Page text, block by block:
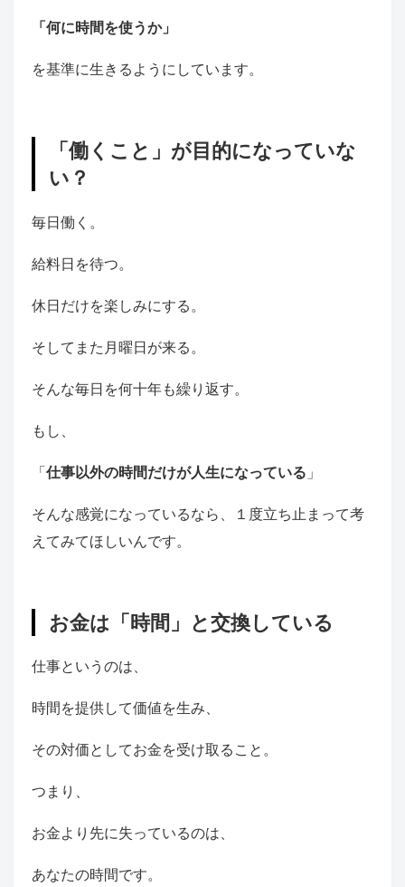
「何に時間を使うか」
を基準に生きるようにしています。
「働くこと」が目的になっていな
い？
毎日働く。
給料日を待つ。
休日だけを楽しみにする。
そしてまた月曜日が来る。
そんな毎日を何十年も繰り返す。
もし、
「仕事以外の時間だけが人生になっている 」
そんな感覚になっているなら、１度立ち止まって考
えてみてほしいんです。
お金は「時間」と交換している
仕事というのは、
時間を提供して価値を生み、
その対価としてお金を受け取ること。
つまり、
お金より先に失っているのは、
あなたの時間です。